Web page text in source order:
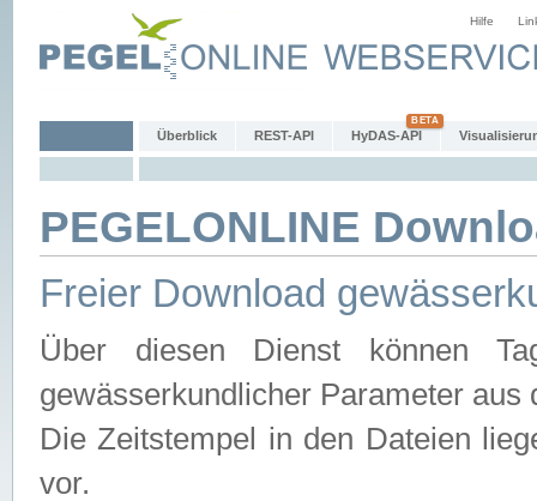
Hilfe
Überblick REST-API HyDAS-API
PEGELONLINE
Freier Download
Über diesen Dienst können
gewässerkundlicher Parameter aus
Die Zeitstempel in den Dateien
vor.